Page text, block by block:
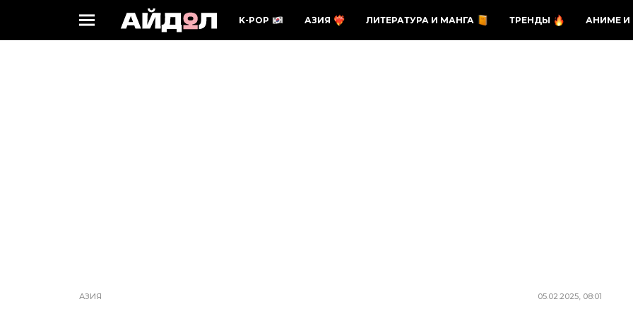
K-POP АЗИЯ ЛИТЕРАТУРА И МАНГА ТРЕНДЫ АНИМЕ И
АЗИЯ 05.02.2025, 08:01